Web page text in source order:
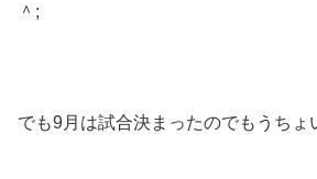
＾;
でも9月は試合決まったのでもうちょ